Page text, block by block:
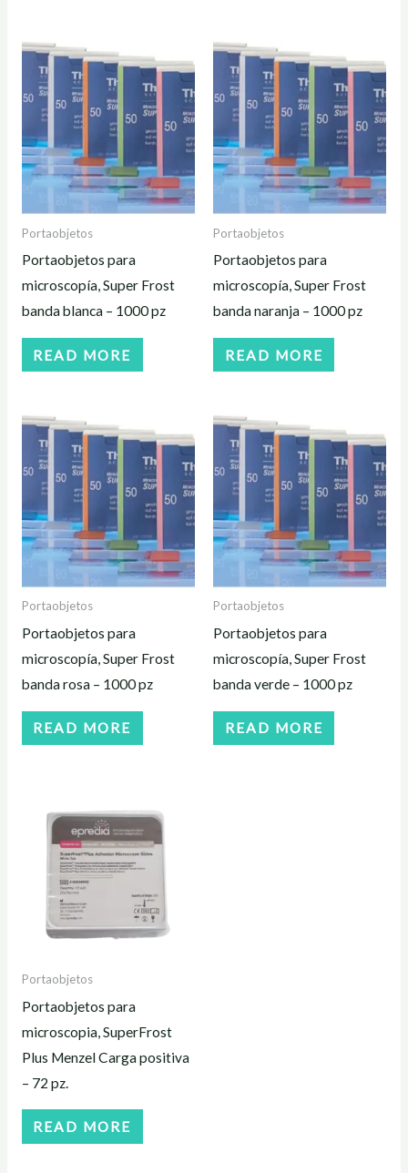
Portaobjetos
Portaobjetos para
microscopía, Super Frost
banda blanca – 1000 pz
READ MORE
Portaobjetos
Portaobjetos para
microscopía, Super Frost
banda naranja – 1000 pz
READ MORE
Portaobjetos
Portaobjetos para
microscopía, Super Frost
banda rosa – 1000 pz
READ MORE
Portaobjetos
Portaobjetos para
microscopía, Super Frost
banda verde – 1000 pz
READ MORE
Portaobjetos
Portaobjetos para
microscopia, SuperFrost
Plus Menzel Carga positiva
– 72 pz.
READ MORE